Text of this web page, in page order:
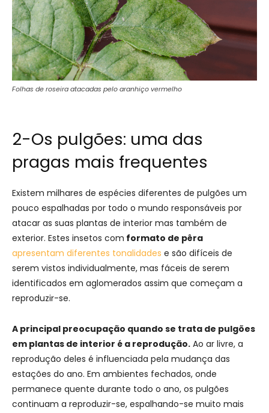
Folhas de roseira atacadas pelo aranhiço vermelho
2-Os pulgões: uma das
pragas mais frequentes
Existem milhares de espécies diferentes de pulgões um
pouco espalhadas por todo o mundo responsáveis por
atacar as suas plantas de interior mas também de
exterior. Estes insetos com formato de pêra
apresentam diferentes tonalidades e são difíceis de
serem vistos individualmente, mas fáceis de serem
identificados em aglomerados assim que começam a
reproduzir-se.
A principal preocupação quando se trata de pulgões
em plantas de interior é a reprodução. Ao ar livre, a
reprodução deles é influenciada pela mudança das
estações do ano. Em ambientes fechados, onde
permanece quente durante todo o ano, os pulgões
continuam a reproduzir-se, espalhando-se muito mais